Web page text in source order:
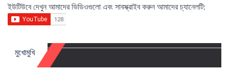
ইউটিউবে দেখুন আমাদের ভিডিওগুলো এবং সাবস্ক্রাইব করুন আমাদের চ্যানেলটি:
মুখোমুখি